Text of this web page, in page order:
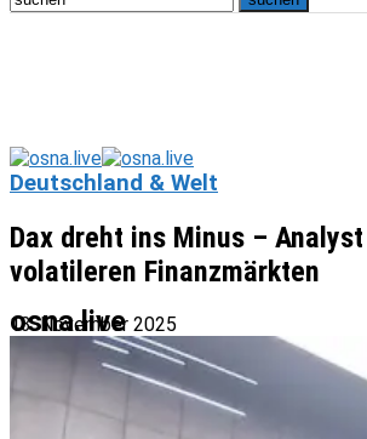
osna.live
Deutschland & Welt
Dax dreht ins Minus –
volatileren Finanzmärkten
13. November 2025